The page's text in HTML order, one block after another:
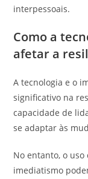
interpessoais.
Como a
afetar a
A tecnologia e o
significativo na
capacidade de
se adaptar às
No entanto, o
imediatismo